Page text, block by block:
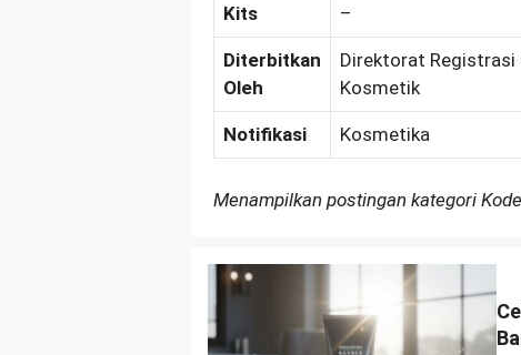
Kits –
Diterbitkan
Oleh
Direktorat Registrasi
Kosmetik
Notifikasi Kosmetika
Menampilkan postingan kategori